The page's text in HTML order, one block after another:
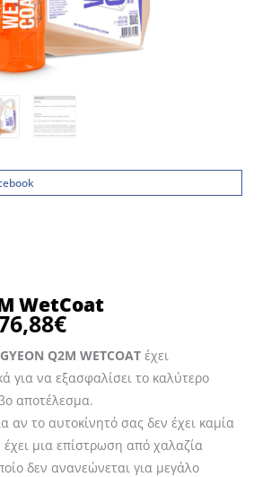
WetCoat
€Price
range:
16,12€
through
76,88€
GYEON Q2M WETCOATέχει
για να εξασφαλίσει το καλύτερο
αποτέλεσμα.
αν το αυτοκίνητό σας δεν έχει καμία
μια επίστρωση από χαλαζία
δεν ανανεώνεται για μεγάλο